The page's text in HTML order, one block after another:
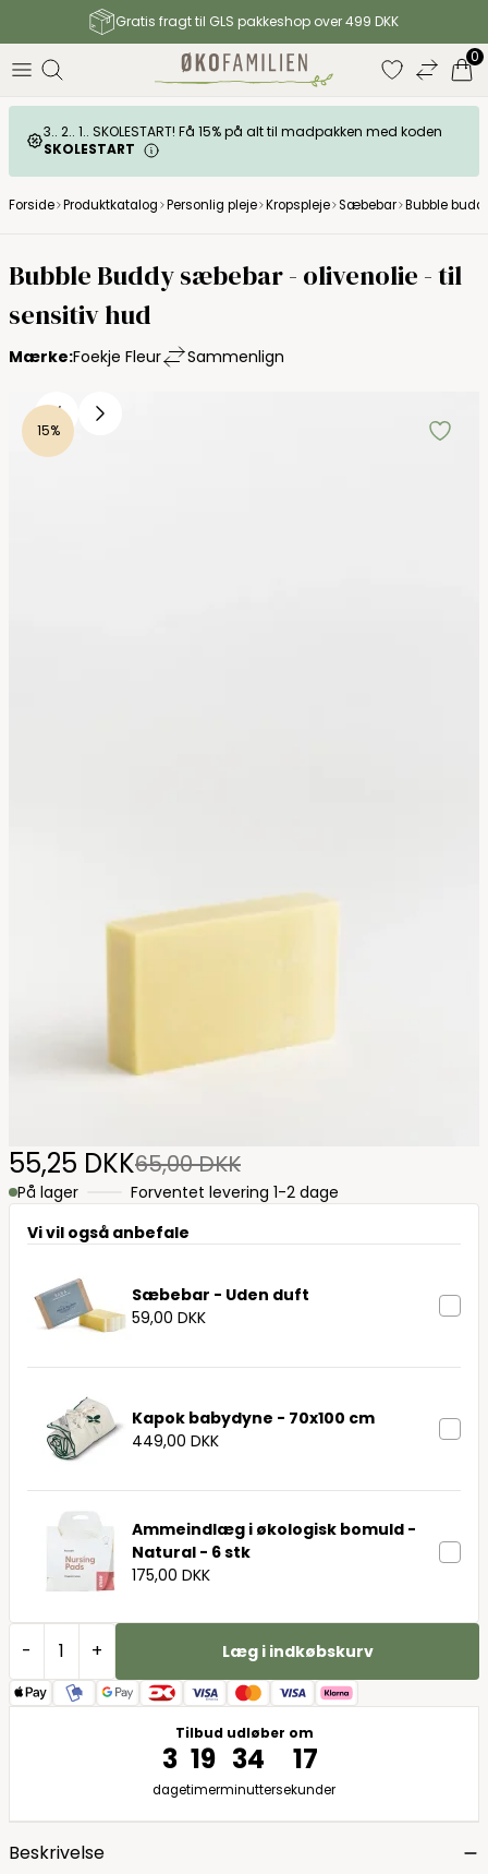
Gratis fragt til GLS pakkeshop over 499 DKK
0
3.. 2.. 1.. SKOLESTART! Få 15% på alt til madpakken med koden
SKOLESTART
Forside Produktkatalog Personlig pleje Kropspleje Sæbebar Bubble
Bubble Buddy sæbebar - olivenolie - til
sensitiv hud
Mærke:Foekje Fleur Sammenlign
15%
55,25 DKK65,00 DKK
På lager
Forventet levering 1-2 dage
Vi vil også anbefale
Sæbebar - Uden duft
59,00 DKK
Kapok babydyne - 70x100 cm
449,00 DKK
Ammeindlæg i økologisk bomuld -
Natural - 6 stk
175,00 DKK
- + Læg i indkøbskurv
Tilbud udløber om
3
dage
19
timer
34
minutter
15
sekunder
Beskrivelse